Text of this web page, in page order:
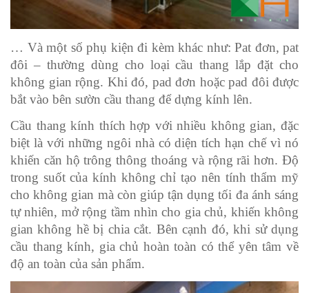
… Và một số phụ kiện đi kèm khác như: Pat đơn, pat
đôi – thường dùng cho loại cầu thang lắp đặt cho
không gian rộng. Khi đó, pad đơn hoặc pad đôi được
bắt vào bên sườn cầu thang để dựng kính lên.
Cầu thang kính thích hợp với nhiều không gian, đặc
biệt là với những ngôi nhà có diện tích hạn chế vì nó
khiến căn hộ trông thông thoáng và rộng rãi hơn. Độ
trong suốt của kính không chỉ tạo nên tính thẩm mỹ
cho không gian mà còn giúp tận dụng tối đa ánh sáng
tự nhiên, mở rộng tầm nhìn cho gia chủ, khiến không
gian không hề bị chia cắt. Bên cạnh đó, khi sử dụng
cầu thang kính, gia chủ hoàn toàn có thể yên tâm về
độ an toàn của sản phẩm.